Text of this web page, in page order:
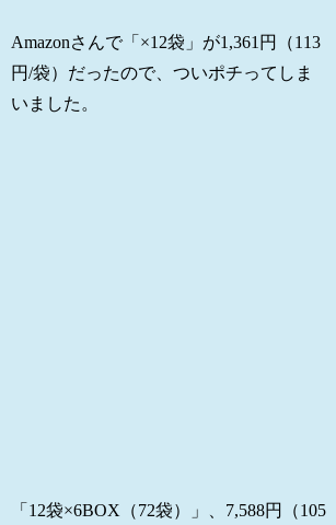
Amazonさんで「×12袋」が1,361円（113
円/袋）だったので、ついポチってしま
いました。
「12袋×6BOX（72袋）」、7,588円（105